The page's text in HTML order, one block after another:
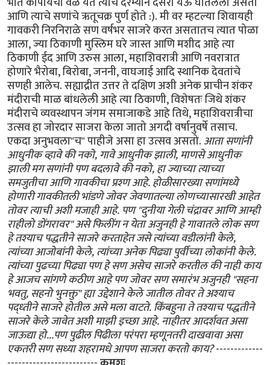
आणि त्याचे सणांचे ऋतूचक्र पुर्ण होते :). मी वर म्हटल्या शिवायही
गावकरी निरनिराळे सण वर्षभर साजरे करत असतातच त्यात पोळा
आला, ज्या ठिकाणी मुस्लिम घरे जास्त आणि मशीद आहे त्या
ठिकाणी ईद आणि उरुस आला, महाशिवरात्री आणि नवरात्रात
होणारे भैरोबा, बिरोबा, जननी, वाघजाई आदि स्थानिक देवतांचे
सणही आलेच. सह्याद्रीत उत्तर ते दक्षिण अशी अनेक प्राचीन शंकर
मंदीराची माळ बांधलेली आहे त्या ठिकाणी, विशेषतः जिथे शंकर
मंदीराचे व्यवस्थापन जंगम समाजाकडे आहे तिथे, महाशिवरात्रीचा
उत्सव हा जोरदार साजरा केला जातो अगदी वर्षानुवर्षे तसाच.
एकदा अनुभवला"च" पाहीजे असा हा उत्सव असतो.आता सणांनी
आधुनीक व्हावे की नको, गावे आधुनीक झाली, माणसे आधुनीक
झाली मग सणांनी पण बदलावे की नको, हा ज्याच्या त्याच्या
समजुतीचा आणि गावकीचा प्रश्ण आहे. होळीसारख्या सणांमध्ये
होणारी गावकीतली भांडणे जोवर जेवणातल्या लोणच्यासारखी आहेत
तोवर त्याची अशी मजाही आहे. पण "दुनीया गेली चंद्रावर आणि आम्ही
राहीलो डोंगरावर" असे फिलींग न येता अजुनही हे गावातले लोक सण
हे तश्याच पद्धतीने साजरे करताहेत जसे त्यांच्या वडीलांनी केले,
त्यांच्या आजोबांनी केले, त्यांच्या अनेक पिढ्या पुर्वीच्या लोकांनी केले.
त्यांच्या पुढच्या पिढ्या पण हे सण असेच साजरे करतील की नाही काय
हे आजच सांगणे कठीण आहे पण जोवर सण समारंभ अजुनही "सहना
भवतु, सहनो भुनक्तु" ह्या उद्देशाने केले जातील तोवर ते अश्याच
पद्ध्तीने साजरे होतील असे मला वाटते. किंबहुना ते तश्याच पद्धतीने
साजरे केले जावेत अशी माझी इच्छा आहे. नाहीतर आदर्शवत असा
जाऊद्या हो...पण पुढील पिढीला परंपरा म्हणूनतरी दाखवावा असा
एकतरी सण सध्या शहरामधे आपण साजरा करतो काय?-------------